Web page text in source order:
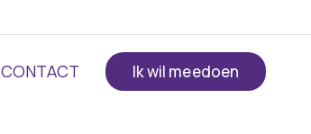
CONTACT Ik wil meedoen